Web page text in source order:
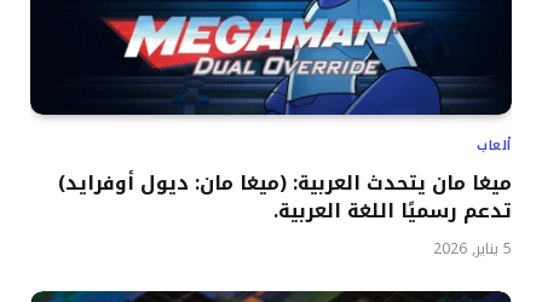
ألعاب
ميغا مان يتحدث العربية: (ميغا مان: ديول أوفرايد)
تدعم رسميًا اللغة العربية.
5 يناير, 2026